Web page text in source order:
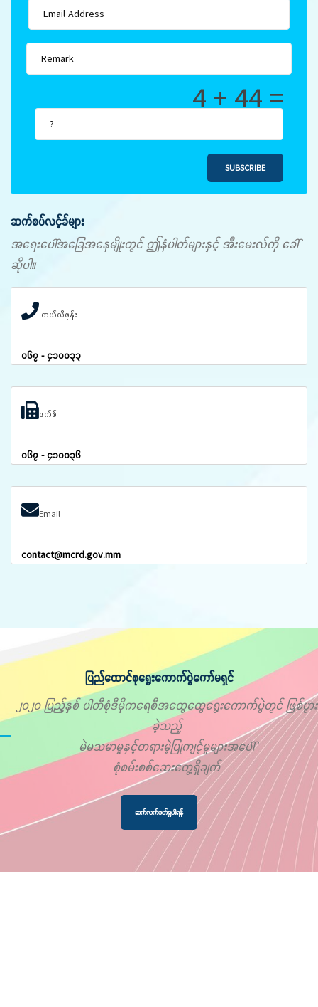
4 + 44 =
SUBSCRIBE
ဆက်စပ်လင့်ခ်များ
အရေးပေါ်အခြေအနေမျိုးတွင် ဤနံပါတ်များနှင့် အီးမေးလ်ကို ခေါ်
ဆိုပါ။
တယ်လီဖုန်း
၀၆၇ - ၄၁၀၀၃၃
ဖက်စ်
၀၆၇ - ၄၁၀၀၃၆
Email
contact@mcrd.gov.mm
ပြည်ထောင်စုရွေးကောက်ပွဲကော်မရှင်
၂၀၂၀ ပြည့်နှစ် ပါတီစုံဒီမိုကရေစီအထွေထွေရွေးကောက်ပွဲတွင် ဖြစ်ပွား
ခဲ့သည့်
မဲမသမာမှုနှင့်တရားမဲ့ပြုကျင့်မှုများအပေါ်
စုံစမ်းစစ်ဆေးတွေ့ရှိချက်
ဆက်လက်ဖတ်ရှုပါရန်